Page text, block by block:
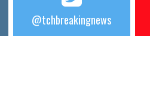
@tchbreakingnews